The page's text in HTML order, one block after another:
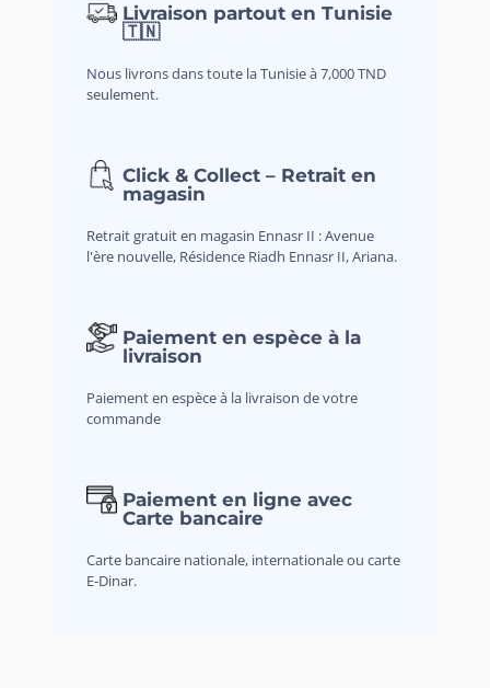
Livraison partout en Tunisie
🇹🇳
Nous livrons dans toute la Tunisie à 7,000 TND
seulement.
Click & Collect – Retrait en
magasin
Retrait gratuit en magasin Ennasr II : Avenue
l'ère nouvelle, Résidence Riadh Ennasr II, Ariana.
Paiement en espèce à la
livraison
Paiement en espèce à la livraison de votre
commande
Paiement en ligne avec
Carte bancaire
Carte bancaire nationale, internationale ou carte
E-Dinar.